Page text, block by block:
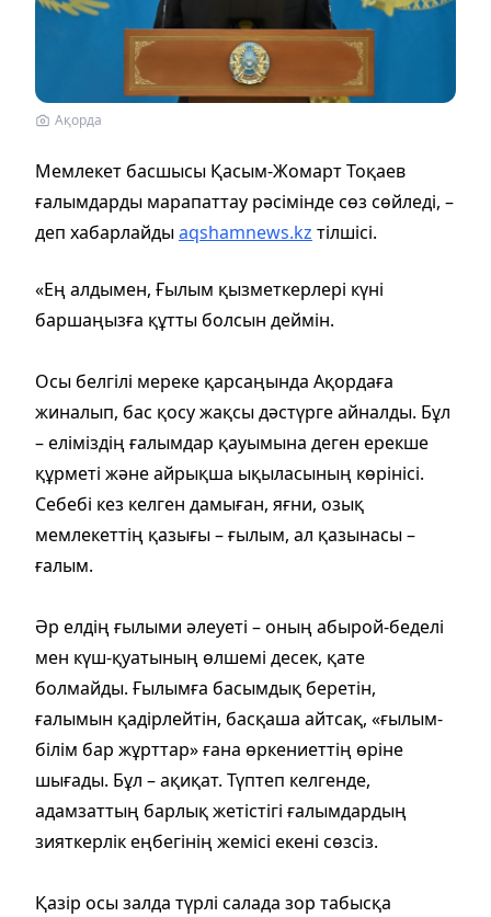
Ақорда
Мемлекет басшысы Қасым-Жомарт Тоқаев
ғалымдарды марапаттау рәсімінде сөз сөйледі, –
деп хабарлайдыaqshamnews.kz тілшісі.
«Ең алдымен, Ғылым қызметкерлері күні
баршаңызға құтты болсын деймін.
Осы белгілі мереке қарсаңында Ақордаға
жиналып, бас қосу жақсы дәстүрге айналды. Бұл
– еліміздің ғалымдар қауымына деген ерекше
құрметі және айрықша ықыласының көрінісі.
Себебі кез келген дамыған, яғни, озық
мемлекеттің қазығы – ғылым, ал қазынасы –
ғалым.
Әр елдің ғылыми әлеуеті – оның абырой-беделі
мен күш-қуатының өлшемі десек, қате
болмайды. Ғылымға басымдық беретін,
ғалымын қадірлейтін, басқаша айтсақ, «ғылым-
білім бар жұрттар» ғана өркениеттің өріне
шығады. Бұл – ақиқат. Түптеп келгенде,
адамзаттың барлық жетістігі ғалымдардың
зияткерлік еңбегінің жемісі екені сөзсіз.
Қазір осы залда түрлі салада зор табысқа